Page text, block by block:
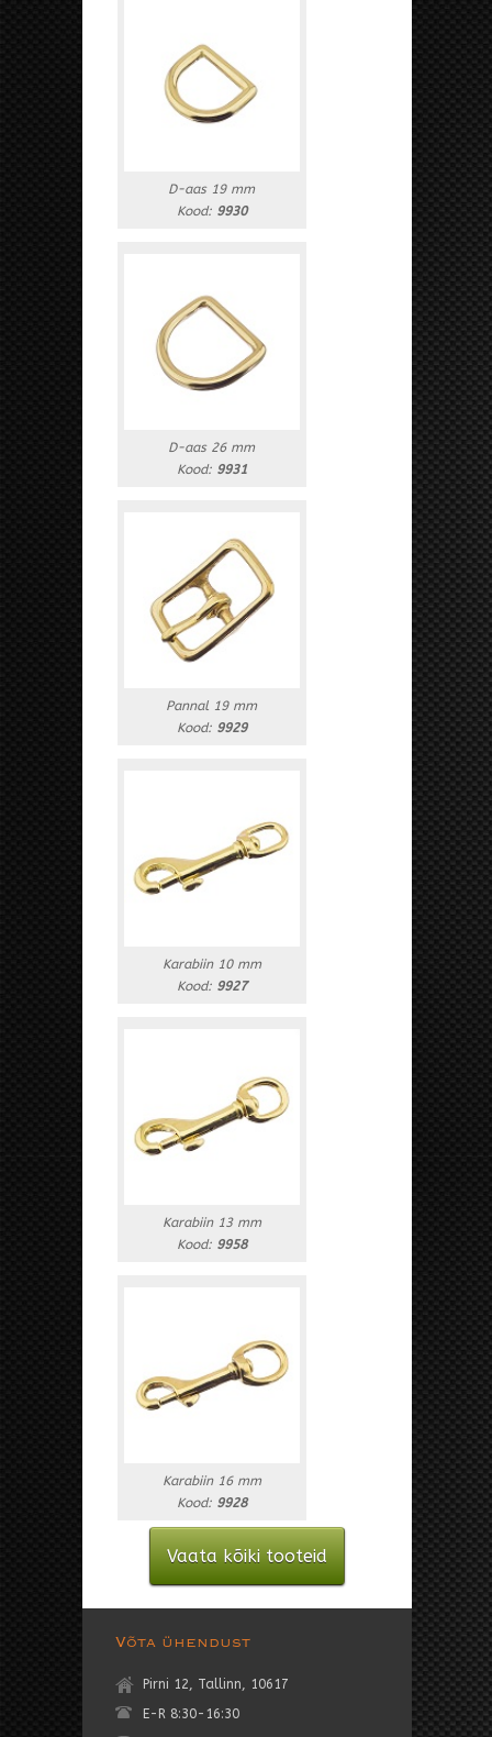
D-aas 19 mm
Kood: 9930
D-aas 26 mm
Kood: 9931
Pannal 19 mm
Kood: 9929
Karabiin 10 mm
Kood: 9927
Karabiin 13 mm
Kood: 9958
Karabiin 16 mm
Kood: 9928
Vaata kõiki tooteid
Võta ühendust
Pirni 12, Tallinn, 10617
E-R 8:30-16:30